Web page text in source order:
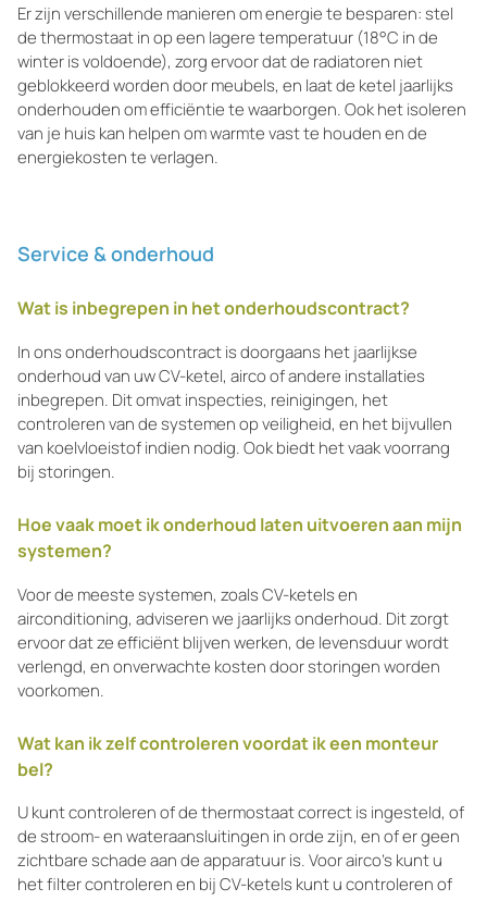
Er zijn verschillende manieren om energie te besparen: stel
de thermostaat in op een lagere temperatuur (18°C in de
winter is voldoende), zorg ervoor dat de radiatoren niet
geblokkeerd worden door meubels, en laat de ketel jaarlijks
onderhouden om efficiëntie te waarborgen. Ook het isoleren
van je huis kan helpen om warmte vast te houden en de
energiekosten te verlagen.
Service & onderhoud
Wat is inbegrepen in het onderhoudscontract?
In ons onderhoudscontract is doorgaans het jaarlijkse
onderhoud van uw CV-ketel, airco of andere installaties
inbegrepen. Dit omvat inspecties, reinigingen, het
controleren van de systemen op veiligheid, en het bijvullen
van koelvloeistof indien nodig. Ook biedt het vaak voorrang
bij storingen.
Hoe vaak moet ik onderhoud laten uitvoeren aan mijn
systemen?
Voor de meeste systemen, zoals CV-ketels en
airconditioning, adviseren we jaarlijks onderhoud. Dit zorgt
ervoor dat ze efficiënt blijven werken, de levensduur wordt
verlengd, en onverwachte kosten door storingen worden
voorkomen.
Wat kan ik zelf controleren voordat ik een monteur
bel?
U kunt controleren of de thermostaat correct is ingesteld, of
de stroom- en wateraansluitingen in orde zijn, en of er geen
zichtbare schade aan de apparatuur is. Voor airco’s kunt u
het filter controleren en bij CV-ketels kunt u controleren of